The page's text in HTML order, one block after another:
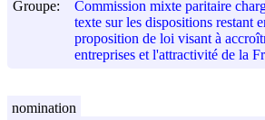
Groupe:
Commission mixte paritaire
texte sur les dispositions restant
proposition de loi visant à
entreprises et l'attractivité de la
nomination